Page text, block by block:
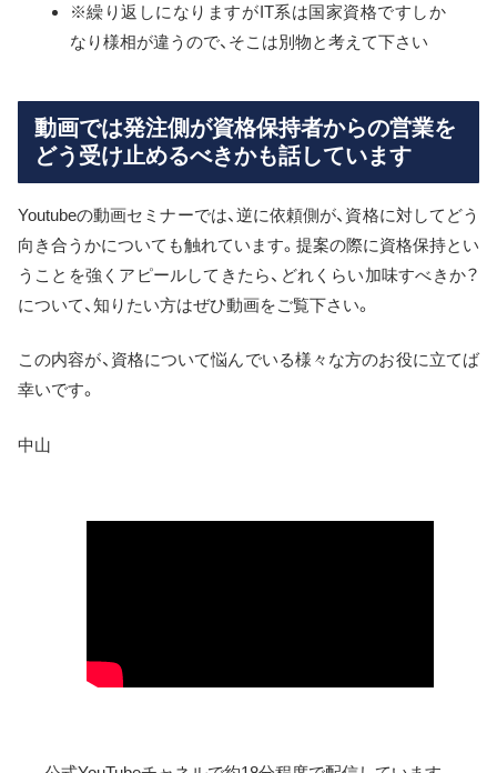
※繰り返しになりますがIT系は国家資格ですしか
なり様相が違うので、そこは別物と考えて下さい
動画では発注側が資格保持者からの営業を
どう受け止めるべきかも話しています
Youtubeの動画セミナーでは、逆に依頼側が、資格に対してどう
向き合うかについても触れています。提案の際に資格保持とい
うことを強くアピールしてきたら、どれくらい加味すべきか？
について、知りたい方はぜひ動画をご覧下さい。
この内容が、資格について悩んでいる様々な方のお役に立てば
幸いです。
中山